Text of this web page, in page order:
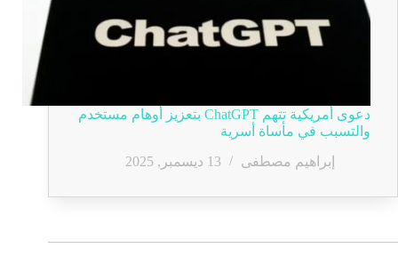
دعوى أمريكية تتهم ChatGPT بتعزيز أوهام مستخدم
والتسبب في مأساة أسرية
إبراهيم مصطفى
13 ديسمبر, 2025